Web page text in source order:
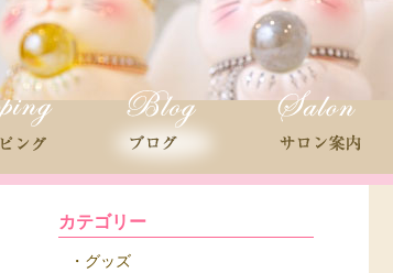
カテゴリー
グッズ